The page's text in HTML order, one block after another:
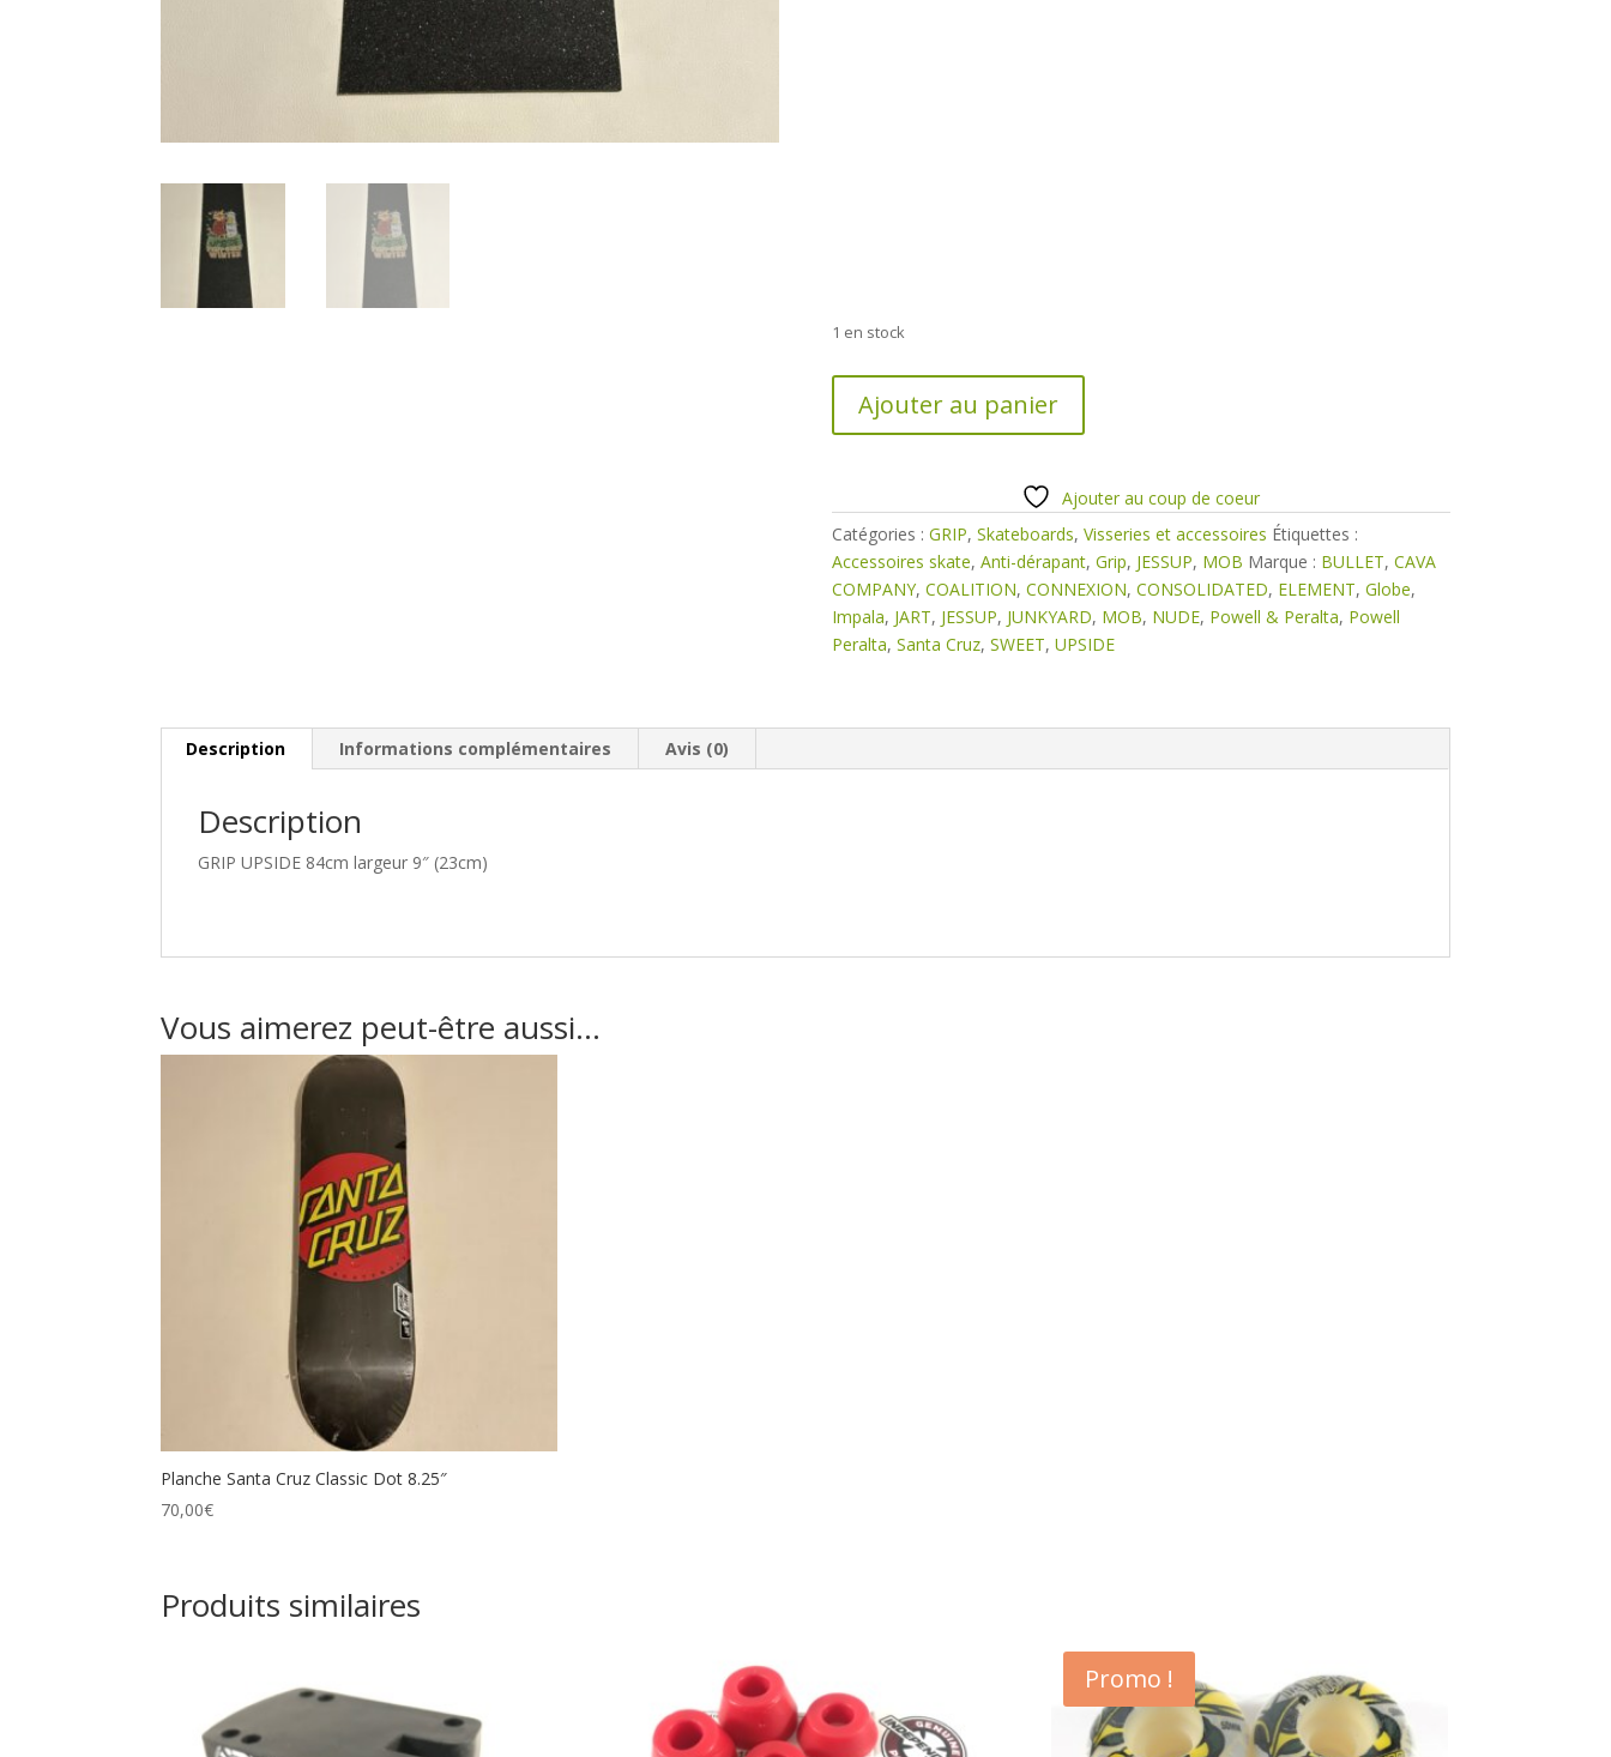
1 en stock
GRIP
largeur
9"
Ajouter au panier
Ajouter au coup de coeur
Catégories : GRIP, Skateboards, Visseries et accessoires Étiquettes :
Accessoires skate, Anti-dérapant, Grip, JESSUP, MOB Marque : BULLET, CAVA
COMPANY, COALITION, CONNEXION, CONSOLIDATED, ELEMENT, Globe,
Impala, JART, JESSUP, JUNKYARD, MOB, NUDE, Powell & Peralta, Powell
Peralta, Santa Cruz, SWEET, UPSIDE
Description Informations complémentaires Avis (0)
Description
GRIP UPSIDE 84cm largeur 9″ (23cm)
Vous aimerez peut-être aussi…
Planche Santa Cruz Classic Dot 8.25″
70,00€
Produits similaires
Promo !